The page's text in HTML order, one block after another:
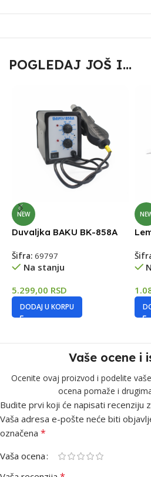
POGLEDAJ JOŠ I...
NEW
Duvaljka BAKU BK-858A
Šifra: 69797
Na stanju
5.299,00 RSD
DODAJ U KORPU
Vaše ocene i
Ocenite ovaj proizvod i podelite
ocena pomaže i
Budite prvi koji će napisati recenziju
Vaša adresa e-pošte neće biti
označena *
Vaša ocena